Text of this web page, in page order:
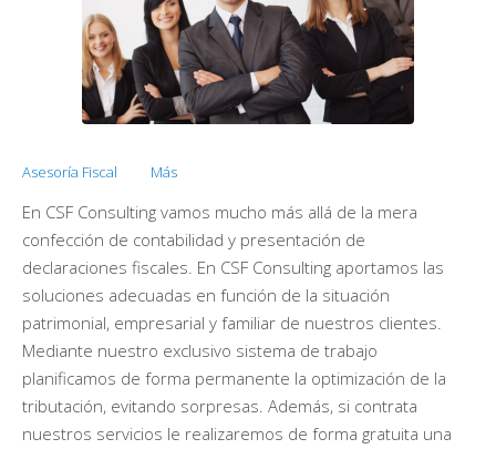
Asesoría Fiscal Más
En CSF Consulting vamos mucho más allá de la mera
confección de contabilidad y presentación de
declaraciones fiscales. En CSF Consulting aportamos las
soluciones adecuadas en función de la situación
patrimonial, empresarial y familiar de nuestros clientes.
Mediante nuestro exclusivo sistema de trabajo
planificamos de forma permanente la optimización de la
tributación, evitando sorpresas. Además, si contrata
nuestros servicios le realizaremos de forma gratuita una